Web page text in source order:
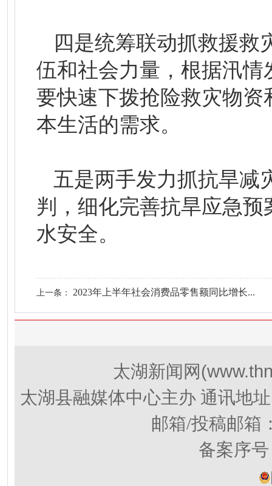
四是统筹联动抓救援救
伍和社会力量，根据汛
要快速下拨抢险救灾物
本生活的需求。
五是两手发力抓抗旱减
判，细化完善抗旱应急
水安全。
上一条： 2023年上半年社会消费品零售额同比增长...
太湖新闻网
太湖县融媒体中心主办 通讯地
邮箱/投稿邮箱
备案序